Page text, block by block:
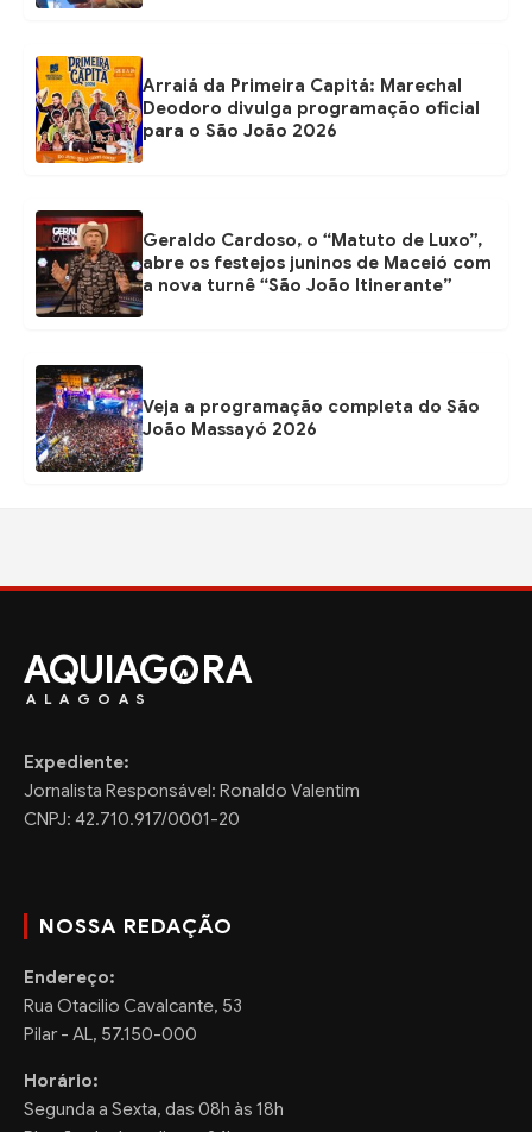
Arraiá da Primeira Capitá: Marechal
Deodoro divulga programação oficial
para o São João 2026
Geraldo Cardoso, o “Matuto de Luxo”,
abre os festejos juninos de Maceió com
a nova turnê “São João Itinerante”
Veja a programação completa do São
João Massayó 2026
AQUIAG RA
ALAGOAS
Expediente:
Jornalista Responsável: Ronaldo Valentim
CNPJ: 42.710.917/0001-20
NOSSA REDAÇÃO
Endereço:
Rua Otacilio Cavalcante, 53
Pilar - AL, 57.150-000
Horário:
Segunda a Sexta, das 08h às 18h